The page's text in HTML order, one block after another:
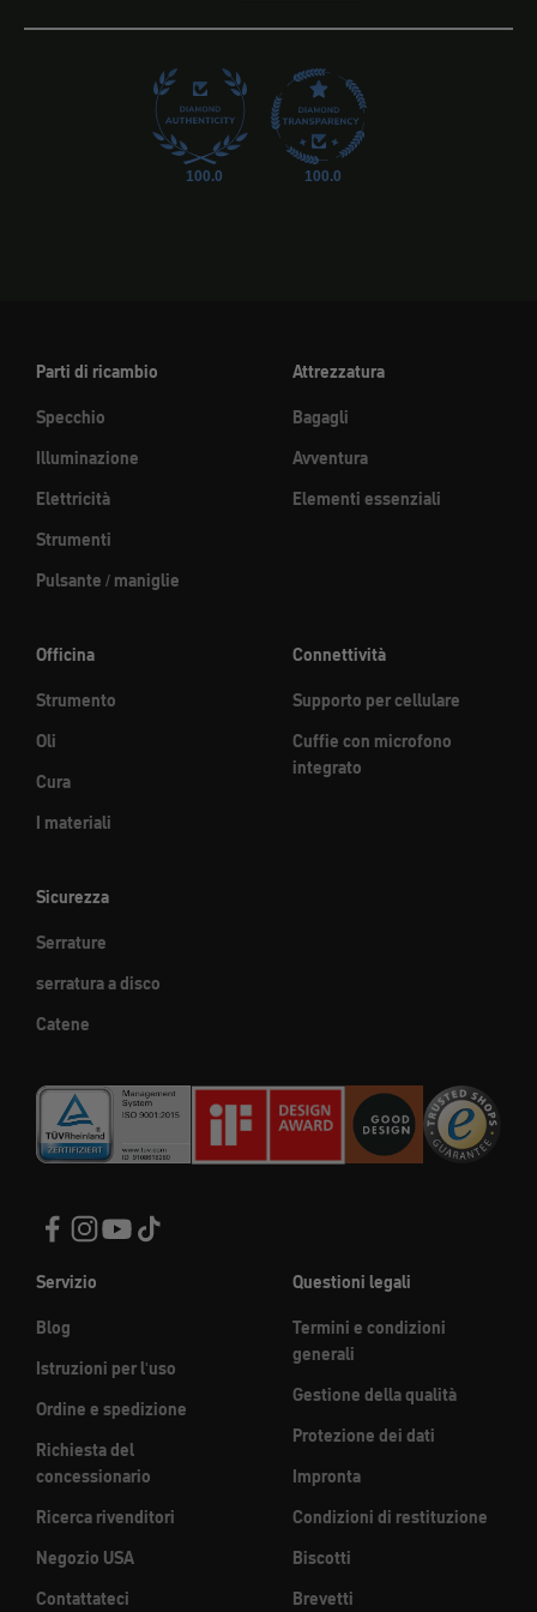
100.0 100.0
Parti di ricambio
Specchio
Illuminazione
Elettricità
Strumenti
Pulsante / maniglie
Attrezzatura
Bagagli
Avventura
Elementi essenziali
Officina
Strumento
Oli
Cura
I materiali
Connettività
Supporto per cellulare
Cuffie con microfono
integrato
Sicurezza
Serrature
serratura a disco
Catene
Servizio
Blog
Istruzioni per l'uso
Ordine e spedizione
Richiesta del
concessionario
Ricerca rivenditori
Negozio USA
Contattateci
Questioni legali
Termini e condizioni
generali
Gestione della qualità
Protezione dei dati
Impronta
Condizioni di restituzione
Biscotti
Brevetti